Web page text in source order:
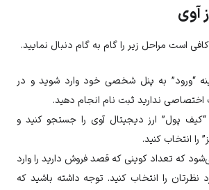
آوی
کافی است مراحل زیر را گام به گام دنبال نمایید.
“ورود” به پنل شخصی خود وارد شوید و در
ندارید ثبت نام انجام دهید.
پول” ارز دیجیتالآوی را جستجو کنید و
را انتخاب کنید.
که تعداد کوینی که قصد فروش دارید را وارد
نظرتان را انتخاب کنید. توجه داشته باشید که